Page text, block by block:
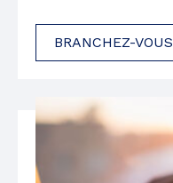
BRANCHEZ-VOUS